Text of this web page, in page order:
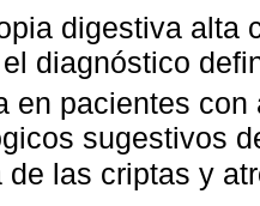
digestiva alta
diagnóstico
en pacientes
sugestivos
de las criptas y